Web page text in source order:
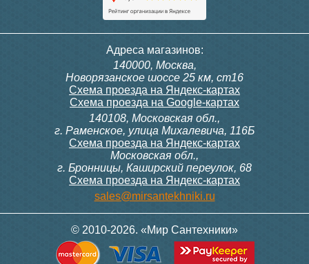
Адреса магазинов:
140000, Москва,
Новорязанское шоссе 25 км, ст16
Схема проезда на Яндекс-картах
Схема проезда на Google-картах
140108, Московская обл.,
г. Раменское, улица Михалевича, 116Б
Схема проезда на Яндекс-картах
Московская обл.,
г. Бронницы, Каширский переулок, 68
Схема проезда на Яндекс-картах
sales@mirsantekhniki.ru
© 2010-2026. «Мир Сантехники»